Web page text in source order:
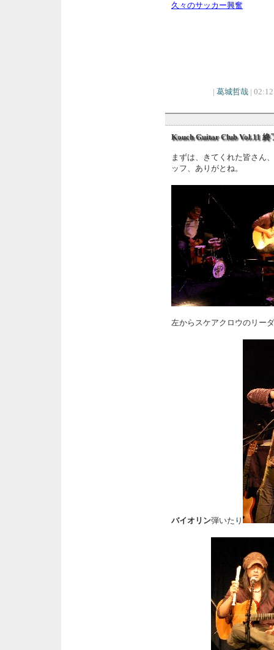
久々のサッカー興奮
| 葛城哲哉|
Kouch Guitar Club Vol.11 終
まずは、きてくれた皆さん
ッフ、ありがとね。
左からスケアクロウのリー
バイオリン弾いたり